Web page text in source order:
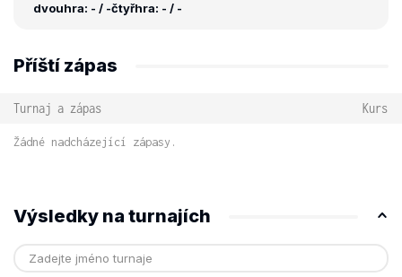
dvouhra: - / -čtyřhra: - / -
Příští zápas
Turnaj a zápas Kurs
Žádné nadcházející zápasy.
Výsledky na turnajích